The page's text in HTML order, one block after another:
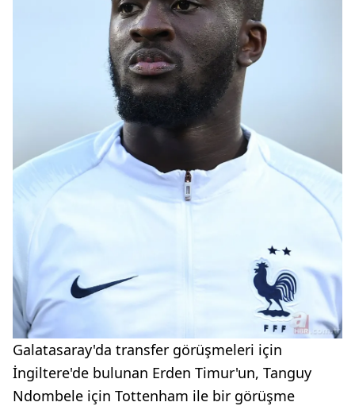
Galatasaray'da transfer görüşmeleri için
İngiltere'de bulunan Erden Timur'un, Tanguy
Ndombele için Tottenham ile bir görüşme